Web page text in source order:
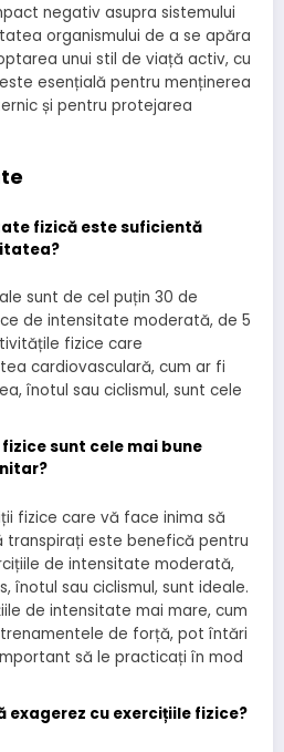
negativ asupra sistemului
organismului de a se apăra
unui stil de viață activ, cu
esențială pentru menținerea
și pentru protejarea
fizică este suficientă
sunt de cel puțin 30 de
de intensitate moderată, de 5
fizice care
cardiovasculară, cum ar fi
înotul sau ciclismul, sunt cele
sunt cele mai bune
fizice care vă face inima să
transpirați este benefică pentru
de intensitate moderată,
înotul sau ciclismul, sunt ideale.
de intensitate mai mare, cum
de forță, pot întări
să le practicați în mod
exagerez cu exercițiile fizice?